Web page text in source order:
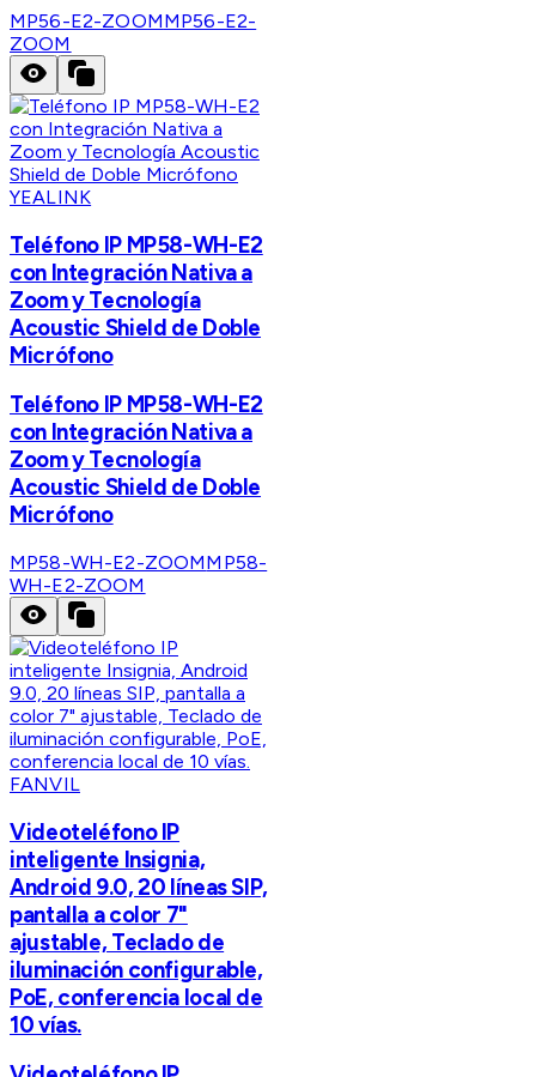
MP56-E2-ZOOMMP56-E2-
ZOOM
YEALINK
Teléfono IP MP58-WH-E2
con Integración Nativa a
Zoom y Tecnología
Acoustic Shield de Doble
Micrófono
Teléfono IP MP58-WH-E2
con Integración Nativa a
Zoom y Tecnología
Acoustic Shield de Doble
Micrófono
MP58-WH-E2-ZOOMMP58-
WH-E2-ZOOM
FANVIL
Videoteléfono IP
inteligente Insignia,
Android 9.0, 20 líneas SIP,
pantalla a color 7"
ajustable, Teclado de
iluminación configurable,
PoE, conferencia local de
10 vías.